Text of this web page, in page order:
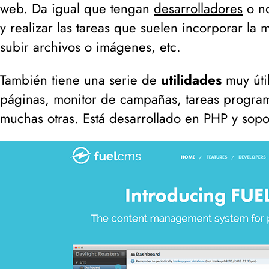
web. Da igual que tengan desarrolladores o
y realizar las tareas que suelen incorporar la
subir archivos o imágenes, etc.
También tiene una serie de utilidades muy
páginas, monitor de campañas, tareas
muchas otras. Está desarrollado en PHP y